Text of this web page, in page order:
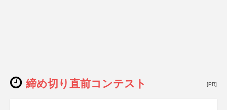
締め切り直前コンテスト [PR]